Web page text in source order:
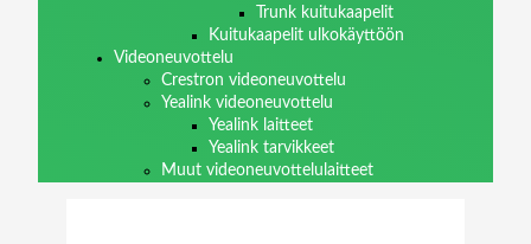
Trunk kuitukaapelit
Kuitukaapelit ulkokäyttöön
Videoneuvottelu
Crestron videoneuvottelu
Yealink videoneuvottelu
Yealink laitteet
Yealink tarvikkeet
Muut videoneuvottelulaitteet